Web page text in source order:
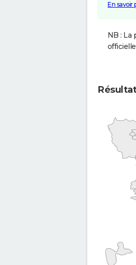
En savoir
NB :